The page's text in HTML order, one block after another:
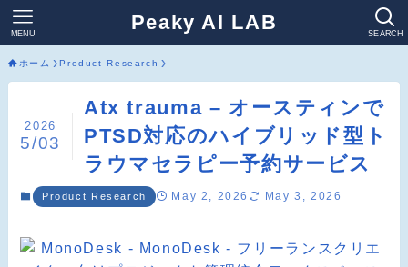
Peaky AI LAB SEARCH
MENU
ホーム Product Research
Atx trauma – オースティンで
PTSD対応のハイブリッド型ト
ラウマセラピー予約サービス
2026
5/03
Product Research May 2, 2026 May 3, 2026